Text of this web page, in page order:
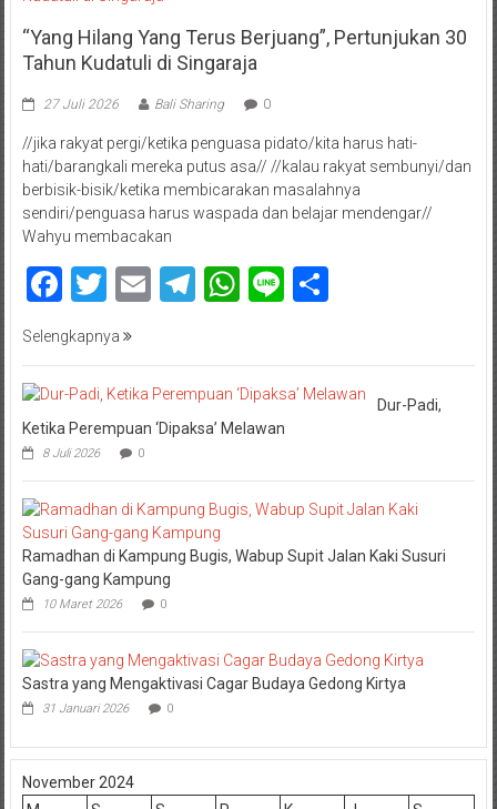
“Yang Hilang Yang Terus Berjuang”, Pertunjukan 30
Tahun Kudatuli di Singaraja
27 Juli 2026 Bali Sharing 0
//jika rakyat pergi/ketika penguasa pidato/kita harus hati-
hati/barangkali mereka putus asa// //kalau rakyat sembunyi/dan
berbisik-bisik/ketika membicarakan masalahnya
sendiri/penguasa harus waspada dan belajar mendengar//
Wahyu membacakan
Facebook
Twitter
EmailTelegram
WhatsApp
LineShare
Selengkapnya
Dur-Padi,
Ketika Perempuan ‘Dipaksa’ Melawan
8 Juli 2026 0
Ramadhan di Kampung Bugis, Wabup Supit Jalan Kaki Susuri
Gang-gang Kampung
10 Maret 2026 0
Sastra yang Mengaktivasi Cagar Budaya Gedong Kirtya
31 Januari 2026 0
November 2024